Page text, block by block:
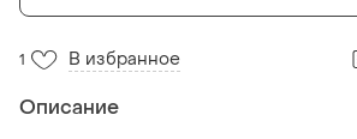
1 В избранное
Описание